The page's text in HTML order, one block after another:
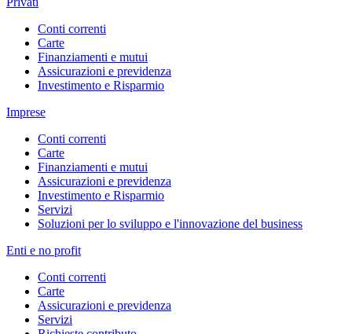
Conti correnti
Carte
Finanziamenti e mutui
Assicurazioni e previdenza
Investimento e Risparmio
Imprese
Conti correnti
Carte
Finanziamenti e mutui
Assicurazioni e previdenza
Investimento e Risparmio
Servizi
Soluzioni per lo sviluppo e l'innovazione del business
Enti e no profit
Conti correnti
Carte
Assicurazioni e previdenza
Servizi